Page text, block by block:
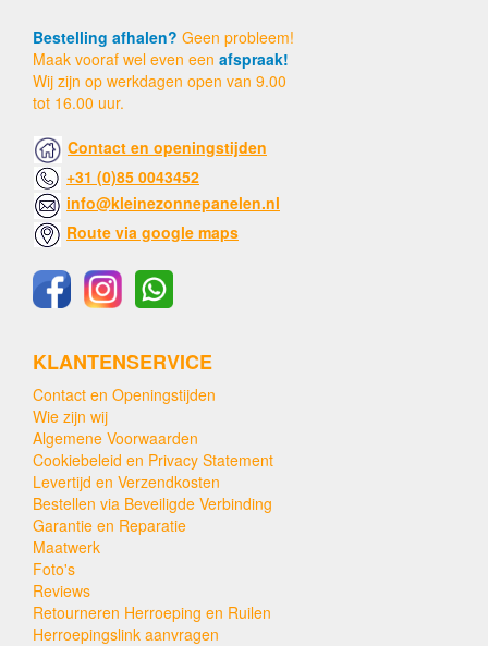
Bestelling afhalen? Geen probleem!
Maak vooraf wel even een afspraak!
Wij zijn op werkdagen open van 9.00
tot 16.00 uur.
Contact en openingstijden
+31 (0)85 0043452
info@kleinezonnepanelen.nl
Route via google maps
KLANTENSERVICE
Contact en Openingstijden
Wie zijn wij
Algemene Voorwaarden
Cookiebeleid en Privacy Statement
Levertijd en Verzendkosten
Bestellen via Beveiligde Verbinding
Garantie en Reparatie
Maatwerk
Foto's
Reviews
Retourneren Herroeping en Ruilen
Herroepingslink aanvragen